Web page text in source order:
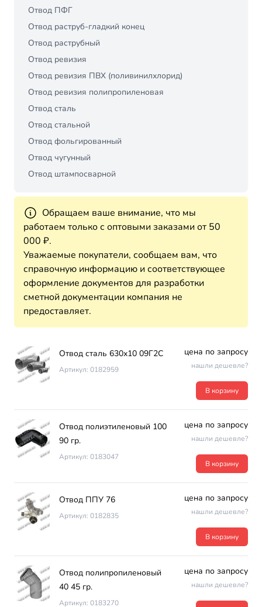
Отвод ПФГ
Отвод раструб-гладкий конец
Отвод раструбный
Отвод ревизия
Отвод ревизия ПВХ (поливинилхлорид)
Отвод ревизия полипропиленовая
Отвод сталь
Отвод стальной
Отвод фольгированный
Отвод чугунный
Отвод штампосварной
Обращаем ваше внимание, что мы
работаем только с оптовыми заказами от 50
000 ₽.
Уважаемые покупатели, сообщаем вам, что
справочную информацию и соответствующее
оформление документов для разработки
сметной документации компания не
предоставляет.
Отвод сталь 630х10 09Г2С
Артикул: 0182959
цена по запросу
нашли дешевле?
В корзину
Отвод полиэтиленовый 100
90 гр.
Артикул: 0183047
цена по запросу
нашли дешевле?
В корзину
Отвод ППУ 76
Артикул: 0182835
цена по запросу
нашли дешевле?
В корзину
Отвод полипропиленовый
40 45 гр.
Артикул: 0183270
цена по запросу
нашли дешевле?